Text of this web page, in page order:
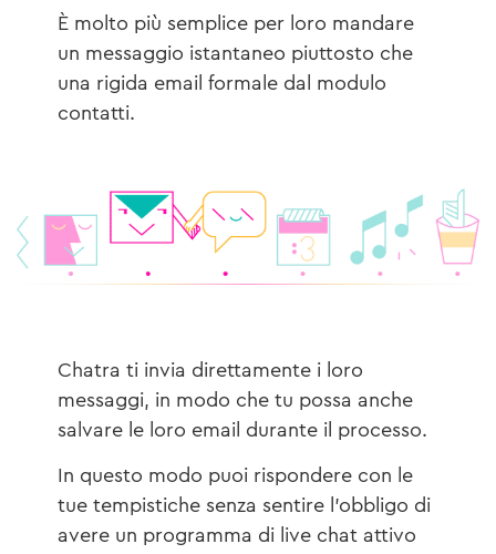
È molto più semplice per loro mandare
un messaggio istantaneo piuttosto che
una rigida email formale dal modulo
contatti.
Chatra ti invia direttamente i loro
messaggi, in modo che tu possa anche
salvare le loro email durante il processo.
In questo modo puoi rispondere con le
tue tempistiche senza sentire l'obbligo di
avere un programma di live chat attivo